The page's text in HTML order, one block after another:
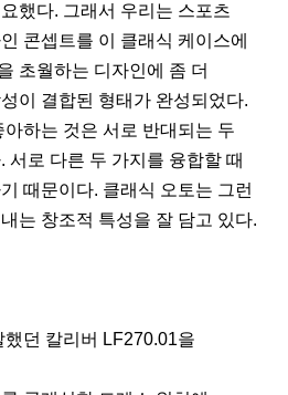
했다. 그래서 우리는 스포츠
콘셉트를 이 클래식 케이스에
초월하는 디자인에 좀 더
이 결합된 형태가 완성되었다.
하는 것은 서로 반대되는 두
서로 다른 두 가지를 융합할 때
때문이다. 클래식 오토는 그런
는 창조적 특성을 잘 담고 있다.
던 칼리버 LF270.01을